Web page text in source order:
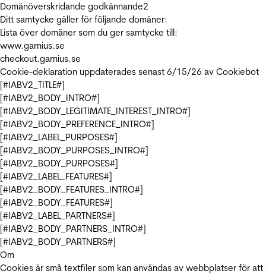
Domänöverskridande godkännande2
Ditt samtycke gäller för följande domäner:
Lista över domäner som du ger samtycke till:
www.garnius.se
checkout.garnius.se
Cookie-deklaration uppdaterades senast 6/15/26 av Cookiebot
[#IABV2_TITLE#]
[#IABV2_BODY_INTRO#]
[#IABV2_BODY_LEGITIMATE_INTEREST_INTRO#]
[#IABV2_BODY_PREFERENCE_INTRO#]
[#IABV2_LABEL_PURPOSES#]
[#IABV2_BODY_PURPOSES_INTRO#]
[#IABV2_BODY_PURPOSES#]
[#IABV2_LABEL_FEATURES#]
[#IABV2_BODY_FEATURES_INTRO#]
[#IABV2_BODY_FEATURES#]
[#IABV2_LABEL_PARTNERS#]
[#IABV2_BODY_PARTNERS_INTRO#]
[#IABV2_BODY_PARTNERS#]
Om
Cookies är små textfiler som kan användas av webbplatser för att